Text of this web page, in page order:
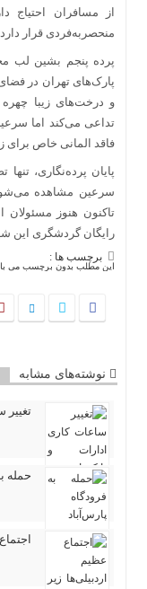
از مسافران احتیاج
منحصربه‌فردی قرار
پرده پنجم بشین لب
پارک‌های تهران در
و درخت‌های زیبا
تداعی می‌کند اما
فاقد المانی خاص برای
پایان پرده‌نگاری،
سرعین مشاهده
تاکنون هنوز مسئولان
رایگان گردشگری این
برچسب ها :
این مطلب بدون برچسب می
نوشته‌های مشابه
تغییر
حمله